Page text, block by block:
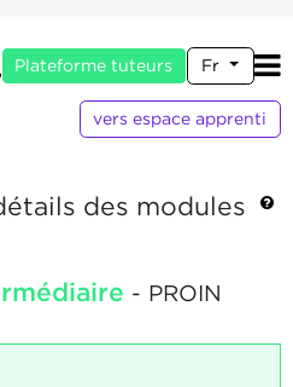
Plateforme tuteurs Fr
vers espace apprenti
des modules
- PROIN